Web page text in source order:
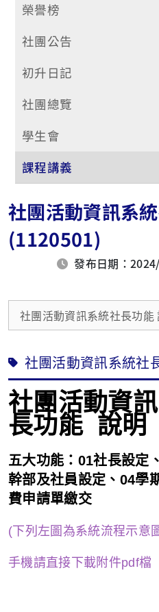
榮譽榜
社團公告
初升日記
社團總覽
學生會
課程講義
社團活動資訊系
(1120501)
發布日期：
社團活動資訊系統社長功能
社團活動資訊系統社
社團活動資
長功能 說明
五大功能： 01社長設定、
幹部及社員設定、 04學
費申請單繳交
( 下列左圖為系統流程示意
手機請直接下載附件pdf檔